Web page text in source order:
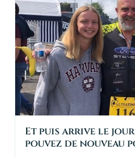
Et puis arrive le
pouvez de nouveau